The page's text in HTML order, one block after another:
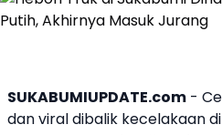
SUKABUMIUPDATE.com -
dan viral dibalik kecelakaan